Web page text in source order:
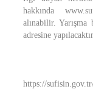
hakkında
alınabilir. Yarışma
adresine
https://